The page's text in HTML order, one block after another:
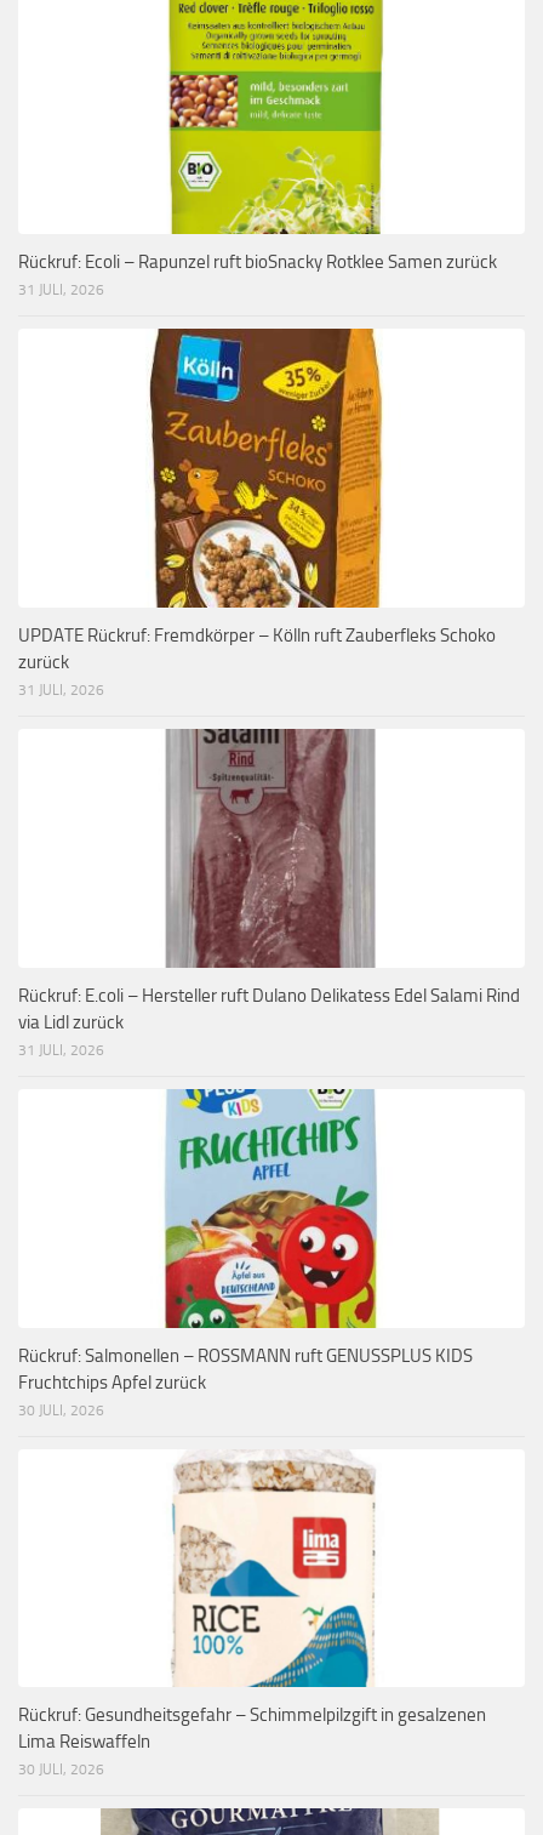
Rückruf: Ecoli – Rapunzel ruft bioSnacky Rotklee Samen zurück
31 JULI, 2026
UPDATE Rückruf: Fremdkörper – Kölln ruft Zauberfleks Schoko
zurück
31 JULI, 2026
Rückruf: E.coli – Hersteller ruft Dulano Delikatess Edel Salami Rind
via Lidl zurück
31 JULI, 2026
Rückruf: Salmonellen – ROSSMANN ruft GENUSSPLUS KIDS
Fruchtchips Apfel zurück
30 JULI, 2026
Rückruf: Gesundheitsgefahr – Schimmelpilzgift in gesalzenen
Lima Reiswaffeln
30 JULI, 2026